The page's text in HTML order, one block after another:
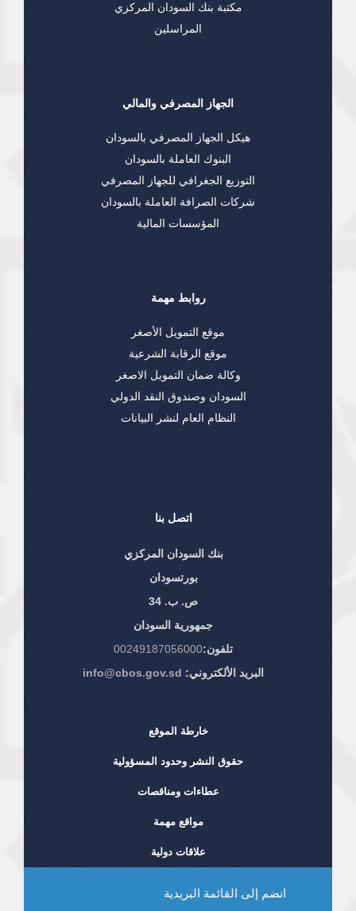
اتصل بنا
بنك السودان المركزي
بورتسودان
ص. ب. 34
جمهورية السودان
تلفون:00249187056000
البريد الألكتروني: info@cbos.gov.sd
مكتبة بنك السودان المركزي
المراسلين
الجهاز المصرفي والمالي
هيكل الجهاز المصرفي بالسودان
البنوك العاملة بالسودان
التوزيع الجغرافي للجهاز المصرفي
شركات الصرافة العاملة بالسودان
المؤسسات المالية
روابط مهمة
موقع التمويل الأصغر
موقع الرقابة الشرعية
وكالة ضمان التمويل الاصغر
السودان وصندوق النقد الدولي
النظام العام لنشر البيانات
خارطة الموقع
حقوق النشر وحدود المسؤولية
عطاءات ومناقصات
مواقع مهمة
علاقات دولية
انضم إلى القائمة البريدية